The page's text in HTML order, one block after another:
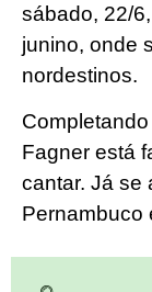
sábado, 22/
junino, onde
nordestinos.
Fagner está
cantar. Já se
Pernambuco